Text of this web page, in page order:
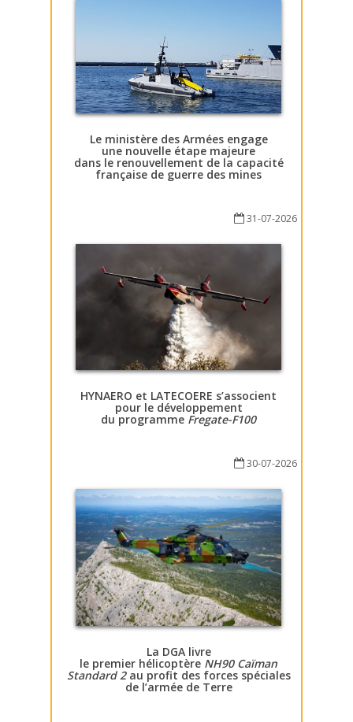
Le ministère des Armées engage
une nouvelle étape majeure
dans le renouvellement de la capacité
française de guerre des mines
31-07-2026
HYNAERO et LATECOERE s’associent
pour le développement
du programme Fregate-F100
30-07-2026
La DGA livre
le premier hélicoptère NH90 Caïman
Standard 2au profit des forces spéciales
de l’armée de Terre